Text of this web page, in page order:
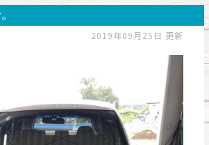
2019年09月25日 更新